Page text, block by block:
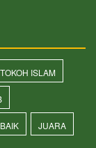
TOKOH ISLAM
JUARA